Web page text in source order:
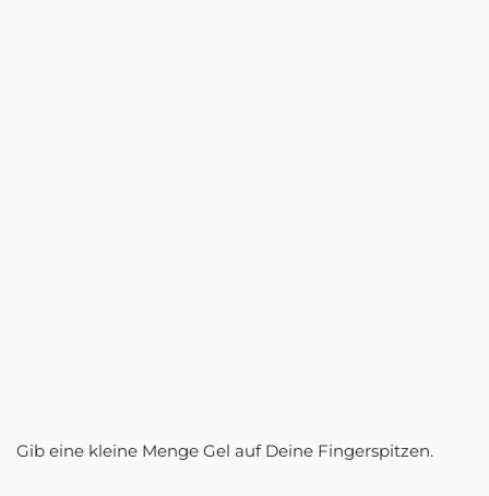
Gib eine kleine Menge Gel auf Deine Fingerspitzen.